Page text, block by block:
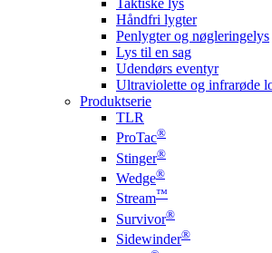
Taktiske lys
Håndfri lygter
Penlygter og nøgleringelys
Lys til en sag
Udendørs eventyr
Ultraviolette og infrarøde
Produktserie
TLR
ProTac®
Stinger®
Wedge®
Stream™
Survivor®
Sidewinder®